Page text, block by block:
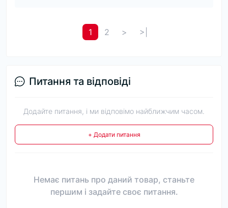
1 2 > >|
Питання та відповіді
Додайте питання, і ми відповімо найближчим часом.
+ Додати питання
Немає питань про даний товар, станьте
першим і задайте своє питання.